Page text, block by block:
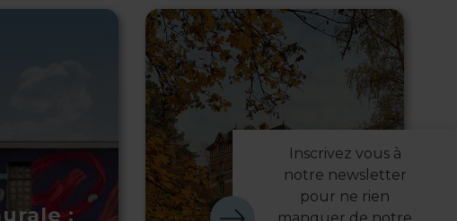
:
Inscrivez vous à
notre newsletter
pour ne rien